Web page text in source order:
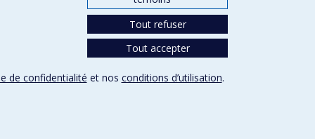
Tout refuser
Tout accepter
de confidentialité et nos conditions d’utilisation.